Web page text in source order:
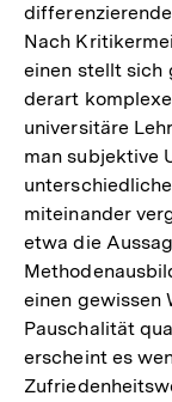
Nach
einen stellt sich
derart
universitäre
man subjektive
miteinander
etwa die
einen gewissen
Pauschalität
erscheint es